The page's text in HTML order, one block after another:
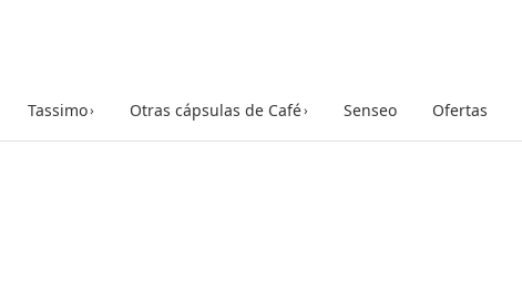
Tassimo› Otras cápsulas de Café› Senseo Ofertas